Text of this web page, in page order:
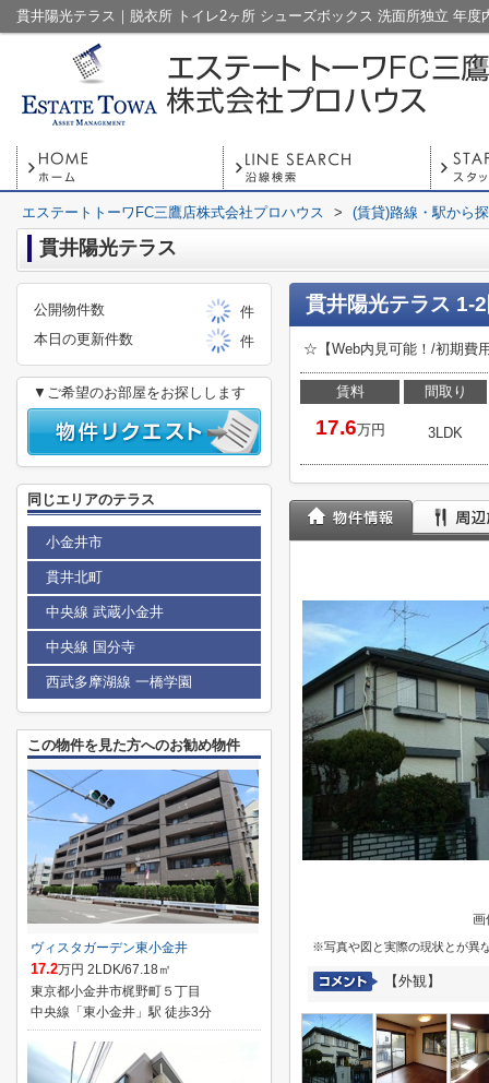
エステートトーワFC三鷹店株式会社プロハウス > (賃貸)路線・駅から
貫井陽光テラス
貫井陽光テラス 1-
☆【Web内見可能！/初期費
賃料
17.6万円
間取り
3LDK
画
※写真や図と実際の現状とが異
【外観】
公開物件数
件
本日の更新件数
件
▼ご希望のお部屋をお探しします
同じエリアのテラス
小金井市
貫井北町
中央線 武蔵小金井
中央線 国分寺
西武多摩湖線 一橋学園
この物件を見た方へのお勧め物件
ヴィスタガーデン東小金井
17.2万円 2LDK/67.18㎡
東京都小金井市梶野町５丁目
中央線「東小金井」駅 徒歩3分